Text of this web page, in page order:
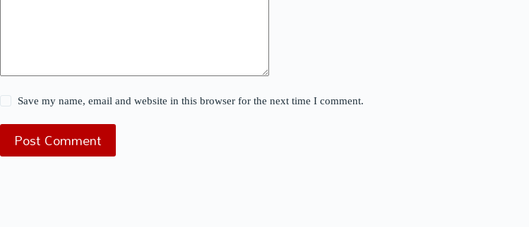
Save my name, email and website in this browser for the next time I comment.
Post Comment